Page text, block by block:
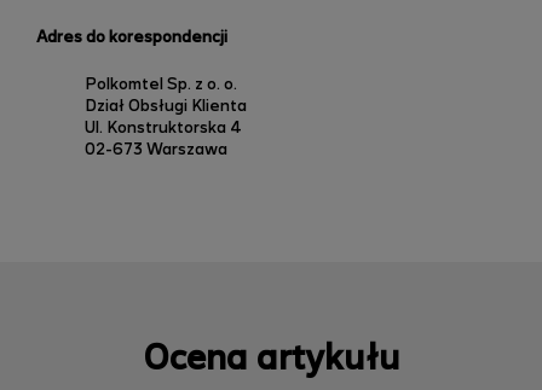
Adres do korespondencji
Polkomtel Sp. z o. o.
Dział Obsługi Klienta
Ul. Konstruktorska 4
02-673 Warszawa
Ocena artykułu